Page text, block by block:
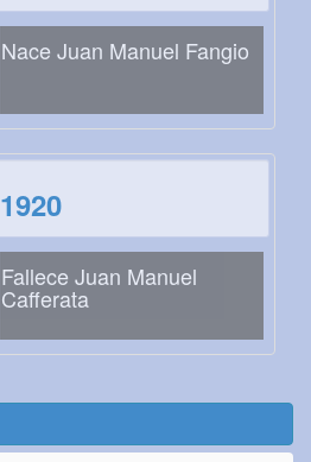
Nace Juan Manuel Fangio
1920
Fallece Juan Manuel
Cafferata